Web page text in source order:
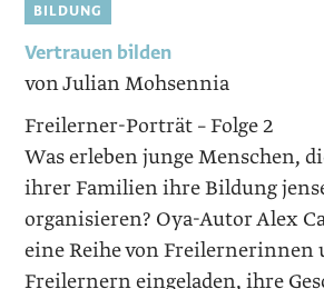
BILDUNG
Vertrauen bilden
von Julian Mohsennia
Freilerner-Porträt – Folge 2
Was erleben junge Menschen,
ihrer Familien ihre Bildung
organisieren? Oya-Autor Alex
eine Reihe von Freilernerinnen
Freilernern eingeladen, ihre